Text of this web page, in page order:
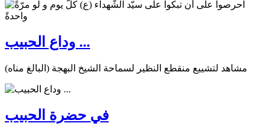
وداع الحبيب ...
مشاهد لتشييع منقطع النظير لسماحة الشيخ البهجة (البالغ مناه)
في حضرة الحبيب